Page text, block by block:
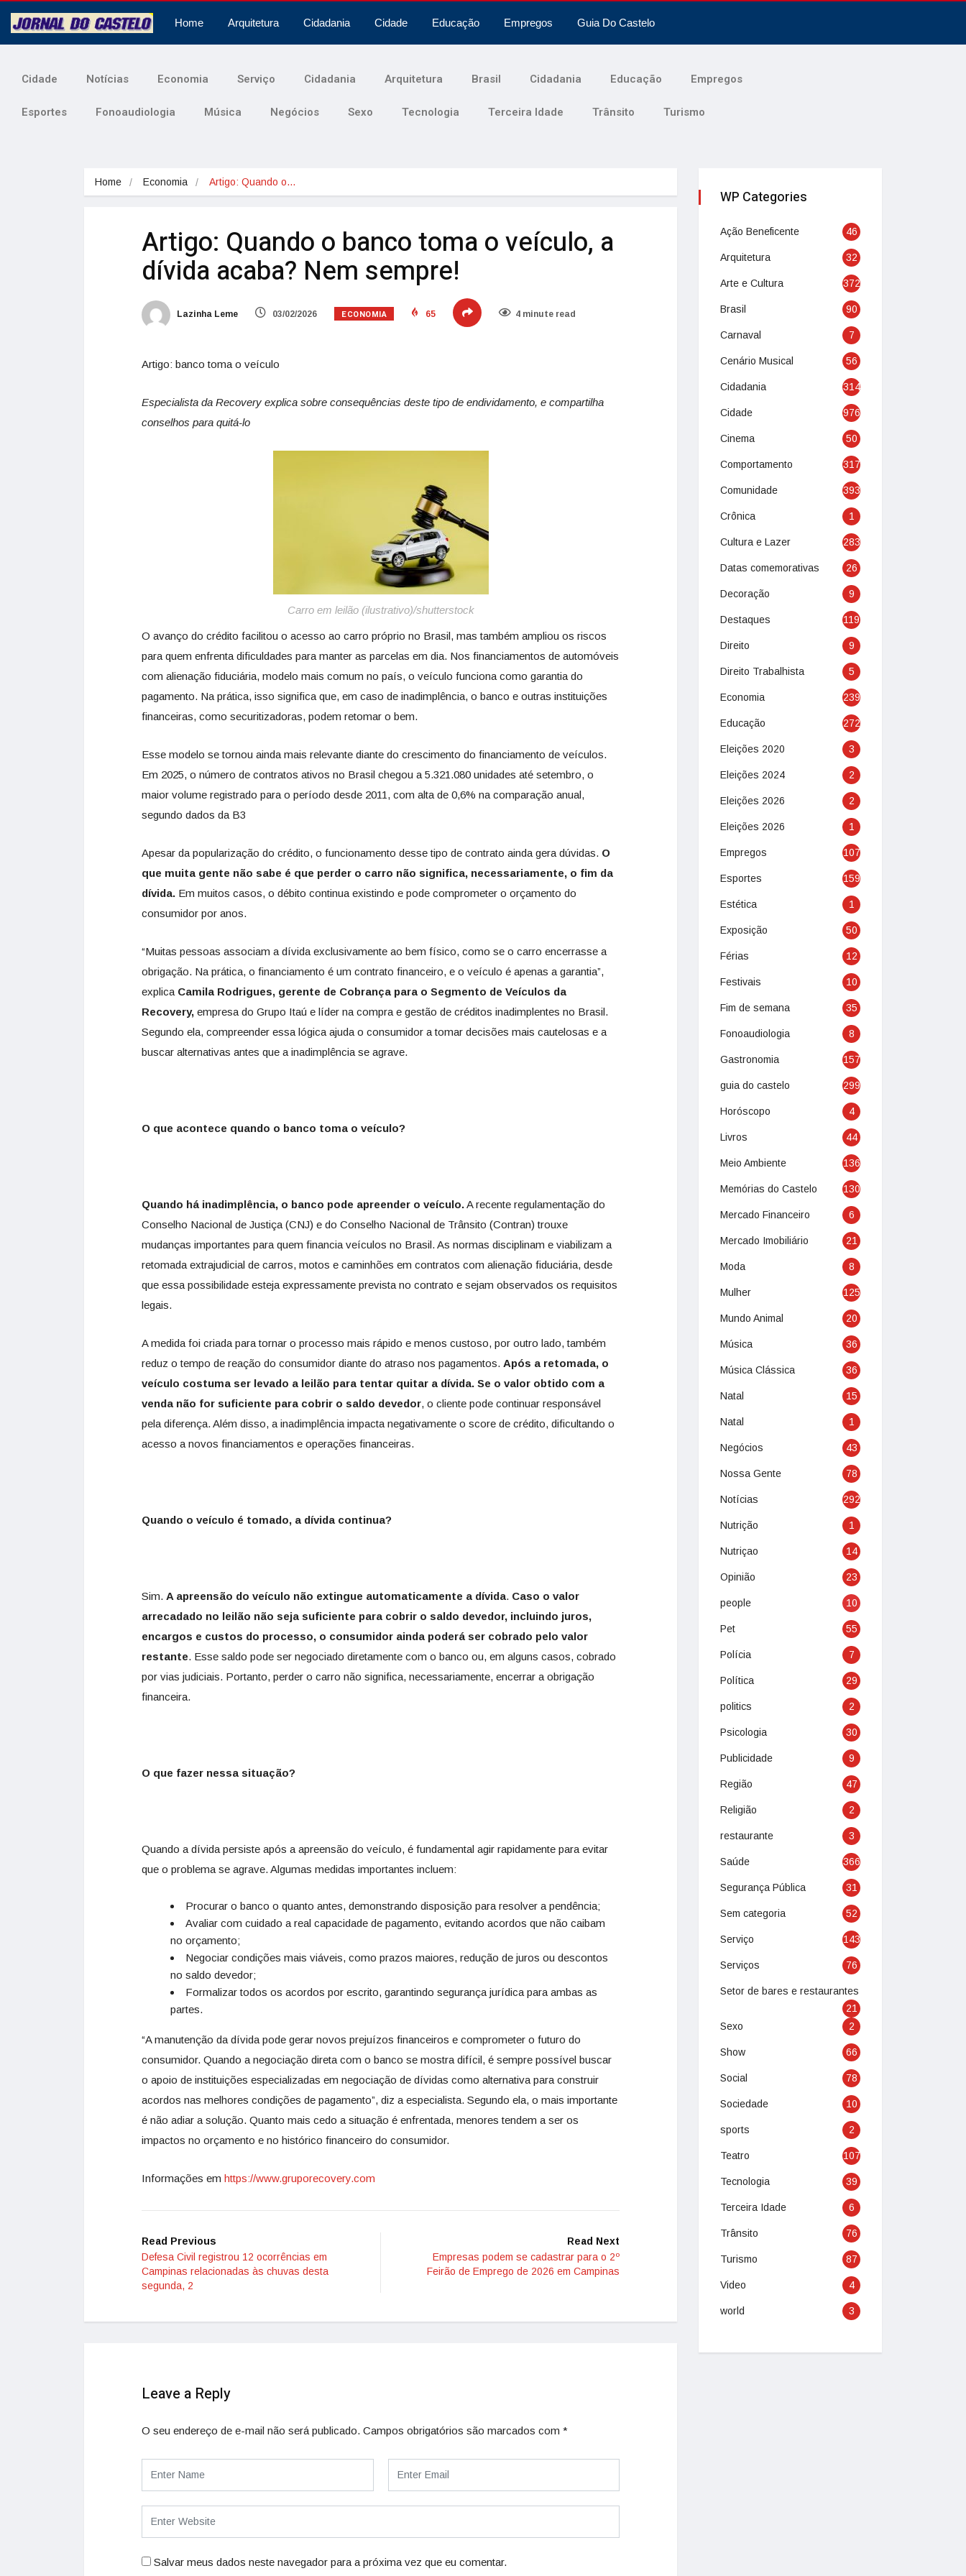
Home Arquitetura Cidadania Cidade Educação Empregos Guia Do Castelo
Cidade Notícias Economia Serviço Cidadania Arquitetura Brasil Cidadania Educação Empregos
Esportes Fonoaudiologia Música Negócios Sexo Tecnologia Terceira Idade Trânsito Turismo
Home Economia Artigo: Quando o…
Artigo: Quando o banco toma o veículo, a
dívida acaba? Nem sempre!
Lazinha Leme 03/02/2026 ECONOMIA 65 4 minute read
Artigo: banco toma o veículo
Especialista da Recovery explica sobre consequências deste tipo de endividamento, e compartilha
conselhos para quitá-lo
Carro em leilão (ilustrativo)/shutterstock
O avanço do crédito facilitou o acesso ao carro próprio no Brasil, mas também ampliou os riscos
para quem enfrenta dificuldades para manter as parcelas em dia. Nos financiamentos de automóveis
com alienação fiduciária, modelo mais comum no país, o veículo funciona como garantia do
pagamento. Na prática, isso significa que, em caso de inadimplência, o banco e outras instituições
financeiras, como securitizadoras, podem retomar o bem.
Esse modelo se tornou ainda mais relevante diante do crescimento do financiamento de veículos.
Em 2025, o número de contratos ativos no Brasil chegou a 5.321.080 unidades até setembro, o
maior volume registrado para o período desde 2011, com alta de 0,6% na comparação anual,
segundo dados da B3
Apesar da popularização do crédito, o funcionamento desse tipo de contrato ainda gera dúvidas. O
que muita gente não sabe é que perder o carro não significa, necessariamente, o fim da
dívida. Em muitos casos, o débito continua existindo e pode comprometer o orçamento do
consumidor por anos.
“Muitas pessoas associam a dívida exclusivamente ao bem físico, como se o carro encerrasse a
obrigação. Na prática, o financiamento é um contrato financeiro, e o veículo é apenas a garantia”,
explica Camila Rodrigues, gerente de Cobrança para o Segmento de Veículos da
Recovery, empresa do Grupo Itaú e líder na compra e gestão de créditos inadimplentes no Brasil.
Segundo ela, compreender essa lógica ajuda o consumidor a tomar decisões mais cautelosas e a
buscar alternativas antes que a inadimplência se agrave.
O que acontece quando o banco toma o veículo?
Quando há inadimplência, o banco pode apreender o veículo.A recente regulamentação do
Conselho Nacional de Justiça (CNJ) e do Conselho Nacional de Trânsito (Contran) trouxe
mudanças importantes para quem financia veículos no Brasil. As normas disciplinam e viabilizam a
retomada extrajudicial de carros, motos e caminhões em contratos com alienação fiduciária, desde
que essa possibilidade esteja expressamente prevista no contrato e sejam observados os requisitos
legais.
A medida foi criada para tornar o processo mais rápido e menos custoso, por outro lado, também
reduz o tempo de reação do consumidor diante do atraso nos pagamentos. Após a retomada, o
veículo costuma ser levado a leilão para tentar quitar a dívida. Se o valor obtido com a
venda não for suficiente para cobrir o saldo devedor, o cliente pode continuar responsável
pela diferença. Além disso, a inadimplência impacta negativamente o score de crédito, dificultando o
acesso a novos financiamentos e operações financeiras.
Quando o veículo é tomado, a dívida continua?
Sim. A apreensão do veículo não extingue automaticamente a dívida. Caso o valor
arrecadado no leilão não seja suficiente para cobrir o saldo devedor, incluindo juros,
encargos e custos do processo, o consumidor ainda poderá ser cobrado pelo valor
restante. Esse saldo pode ser negociado diretamente com o banco ou, em alguns casos, cobrado
por vias judiciais. Portanto, perder o carro não significa, necessariamente, encerrar a obrigação
financeira.
O que fazer nessa situação?
Quando a dívida persiste após a apreensão do veículo, é fundamental agir rapidamente para evitar
que o problema se agrave. Algumas medidas importantes incluem:
Procurar o banco o quanto antes, demonstrando disposição para resolver a pendência;
Avaliar com cuidado a real capacidade de pagamento, evitando acordos que não caibam
no orçamento;
Negociar condições mais viáveis, como prazos maiores, redução de juros ou descontos
no saldo devedor;
Formalizar todos os acordos por escrito, garantindo segurança jurídica para ambas as
partes.
“A manutenção da dívida pode gerar novos prejuízos financeiros e comprometer o futuro do
consumidor. Quando a negociação direta com o banco se mostra difícil, é sempre possível buscar
o apoio de instituições especializadas em negociação de dívidas como alternativa para construir
acordos nas melhores condições de pagamento”, diz a especialista. Segundo ela, o mais importante
é não adiar a solução. Quanto mais cedo a situação é enfrentada, menores tendem a ser os
impactos no orçamento e no histórico financeiro do consumidor.
Informações em https://www.gruporecovery.com
Read Previous
Defesa Civil registrou 12 ocorrências em
Campinas relacionadas às chuvas desta
segunda, 2
Read Next
Empresas podem se cadastrar para o 2º
Feirão de Emprego de 2026 em Campinas
Leave a Reply
O seu endereço de e-mail não será publicado. Campos obrigatórios são marcados com *
Salvar meus dados neste navegador para a próxima vez que eu comentar.
WP Categories
Ação Beneficente 46
Arquitetura 32
Arte e Cultura 372
Brasil 90
Carnaval 7
Cenário Musical 56
Cidadania 314
Cidade 976
Cinema 50
Comportamento 317
Comunidade 393
Crônica 1
Cultura e Lazer 283
Datas comemorativas 26
Decoração 9
Destaques 119
Direito 9
Direito Trabalhista 5
Economia 239
Educação 272
Eleições 2020 3
Eleições 2024 2
Eleições 2026 2
Eleições 2026 1
Empregos 107
Esportes 159
Estética 1
Exposição 50
Férias 12
Festivais 10
Fim de semana 35
Fonoaudiologia 8
Gastronomia 157
guia do castelo 299
Horóscopo 4
Livros 44
Meio Ambiente 136
Memórias do Castelo 130
Mercado Financeiro 6
Mercado Imobiliário 21
Moda 8
Mulher 125
Mundo Animal 20
Música 36
Música Clássica 36
Natal 15
Natal 1
Negócios 43
Nossa Gente 78
Notícias 292
Nutrição 1
Nutriçao 14
Opinião 23
people 10
Pet 55
Polícia 7
Política 29
politics 2
Psicologia 30
Publicidade 9
Região 47
Religião 2
restaurante 3
Saúde 366
Segurança Pública 31
Sem categoria 52
Serviço 143
Serviços 76
Setor de bares e restaurantes
21
Sexo
2
Show 66
Social 78
Sociedade 10
sports 2
Teatro 107
Tecnologia 39
Terceira Idade 6
Trânsito 76
Turismo 87
Video 4
world 3